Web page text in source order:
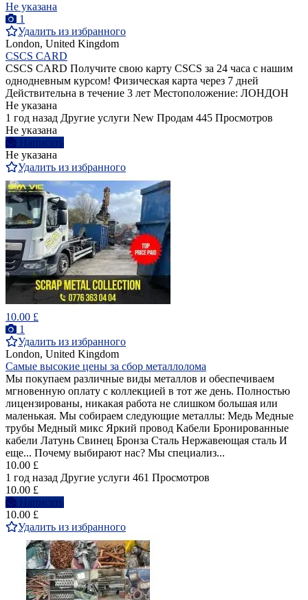
Не указана
1
Удалить из избранного
London, United Kingdom
CSCS CARD
CSCS CARD Получите свою карту CSCS за 24 часа с нашим
однодневным курсом! Физическая карта через 7 дней
Действительна в течение 3 лет Местоположение: ЛОНДОН
Не указана
1 год назад Другие услуги New Продам 445 Просмотров
Не указана
Написать
Не указана
Удалить из избранного
10.00 £
1
Удалить из избранного
London, United Kingdom
Самые высокие цены за сбор металлолома
Мы покупаем различные виды металлов и обеспечиваем
мгновенную оплату с коллекцией в тот же день. Полностью
лицензированы, никакая работа не слишком большая или
маленькая. Мы собираем следующие металлы: Медь Медные
трубы Медный микс Яркий провод Кабели Бронированные
кабели Латунь Свинец Бронза Сталь Нержавеющая сталь И
еще... Почему выбирают нас? Мы специализ...
10.00 £
1 год назад Другие услуги 461 Просмотров
10.00 £
Написать
10.00 £
Удалить из избранного